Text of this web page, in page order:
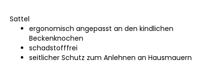
Sattel
ergonomisch angepasst an den kindlichen
Beckenknochen
schadstofffrei
seitlicher Schutz zum Anlehnen an Hausmauern